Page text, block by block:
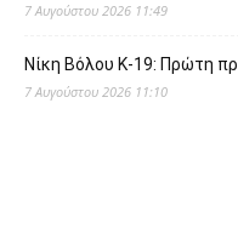
7 Αυγούστου 2026 11:49
Νίκη Βόλου Κ-19: Πρώτη
7 Αυγούστου 2026 11:10